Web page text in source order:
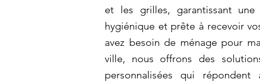
et les grilles, garantissant une
hygiénique et prête à recevoir
avez besoin de ménage pour
ville, nous offrons des
personnalisées qui répondent